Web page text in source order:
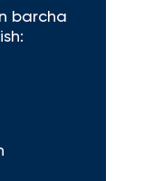
barcha